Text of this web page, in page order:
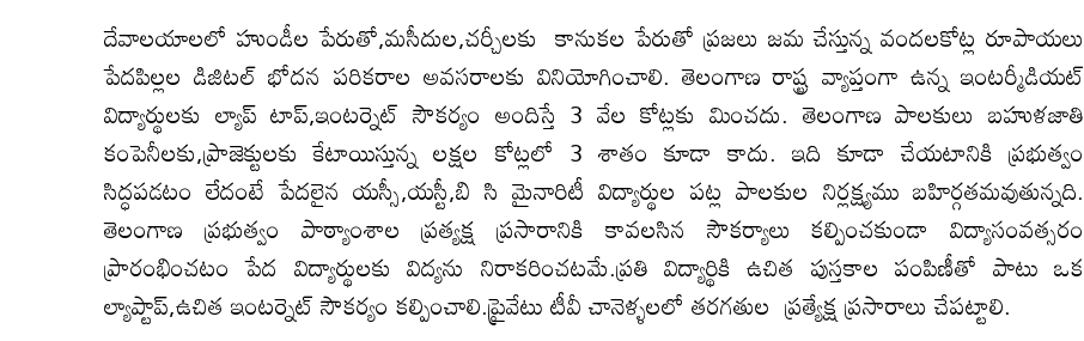
దేవాలయాలలో హుండీల పేరుతో,మసీదుల,చర్చీలకు కానుకల పేరుతో ప్రజలు జమ చేస్తున్న వందలకోట్ల రూపాయలు
పేదపిల్లల డిజిటల్ భోదన పరికరాల అవసరాలకు వినియోగించాలి. తెలంగాణ రాష్ట్ర వ్యాప్తంగా ఉన్న ఇంటర్మీడియట్
విద్యార్థులకు ల్యాప్ టాప్,ఇంటర్నెట్ సౌకర్యం అందిస్తే 3 వేల కోట్లకు మించదు. తెలంగాణ పాలకులు బహుళజాతి
కంపెనీలకు,ప్రాజెక్టులకు కేటాయిస్తున్న లక్షల కోట్లలో 3 శాతం కూడా కాదు. ఇది కూడా చేయటానికి ప్రభుత్వం
సిద్ధపడటం లేదంటే పేదలైన యస్సీ,యస్టీ,బి సి మైనారిటీ విద్యార్థుల పట్ల పాలకుల నిర్లక్ష్యము బహిర్గతమవుతున్నది.
తెలంగాణ ప్రభుత్వం పాఠ్యాంశాల ప్రత్యక్ష ప్రసారానికి కావలసిన సౌకర్యాలు కల్పించకుండా విద్యాసంవత్సరం
ప్రారంభించటం పేద విద్యార్థులకు విద్యను నిరాకరించటమే.ప్రతి విద్యార్థికి ఉచిత పుస్తకాల పంపిణీతో పాటు ఒక
ల్యాప్టాప్,ఉచిత ఇంటర్నెట్ సౌకర్యం కల్పించాలి.ప్రైవేటు టీవీ చానెళ్ళలలో తరగతుల ప్రత్యేక్ష ప్రసారాలు చేపట్టాలి.